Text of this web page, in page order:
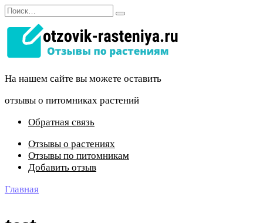
Перейти
содержанию
Search
На нашем сайте вы можете оставить
отзывы о питомниках растений
Обратная связь
Отзывы о растениях
Отзывы по питомникам
Добавить отзыв
Главная